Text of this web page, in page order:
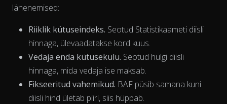
lähenemised:
Riiklik kütuseindeks. Seotud Statistikaameti diisli
hinnaga, ülevaadatakse kord kuus.
Vedaja enda kütusekulu. Seotud hulgi diisli
hinnaga, mida vedaja ise maksab.
Fikseeritud vahemikud. BAF püsib samana kuni
diisli hind ületab piiri, siis hüppab.